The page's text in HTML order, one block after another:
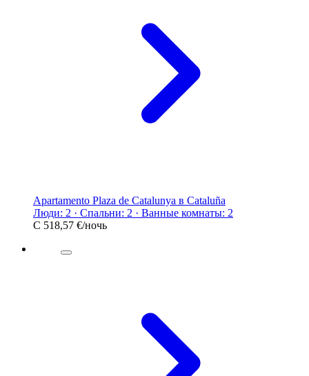
Apartamento Plaza de Catalunya в Cataluña
Люди: 2 · Спальни: 2 · Ванные комнаты: 2
С 518,57 €/ночь